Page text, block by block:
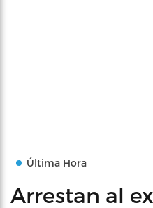
Última Hora
Arrestan al